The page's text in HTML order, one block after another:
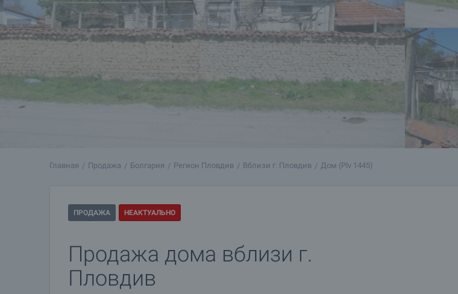
Главная Продажа Болгария Регион Пловдив Вблизи г. Пловдив Дом (Plv 1445)
ПРОДАЖА НЕАКТУАЛЬНО
Продажа дома вблизи г.
Пловдив